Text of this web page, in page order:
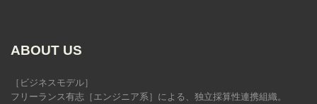
ABOUT US
［ビジネスモデル］
フリーランス有志［エンジニア系］による、独立採算性連携組織。